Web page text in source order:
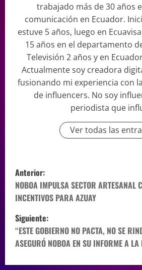
trabajado más de 30 años
comunicación en Ecuador.
estuve 5 años, luego en
15 años en el departamento
Televisión 2 años y en
Actualmente soy creadora
fusionando mi experiencia con
de influencers. No soy
periodista que
Ver todas las
Anterior:
NOBOA IMPULSA SECTOR ARTESANAL
INCENTIVOS PARA AZUAY
Siguiente:
“ESTE GOBIERNO NO PACTA, NO SE
ASEGURÓ NOBOA EN SU INFORME A LA